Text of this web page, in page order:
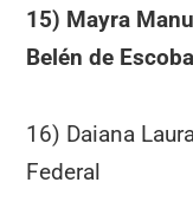
15) Mayra
Belén de
16) Daiana
Federal